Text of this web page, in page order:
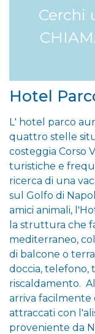
Cerchi
Hotel
L' hotel parco
quattro stelle
costeggia Corso
turistiche e
ricerca di una
sul Golfo di
amici animali,
la struttura che
mediterraneo,
di balcone o
doccia, telefono,
riscaldamento.
arriva facilmente
attraccati con
proveniente da